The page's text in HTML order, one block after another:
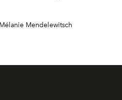
Mendelewitsch